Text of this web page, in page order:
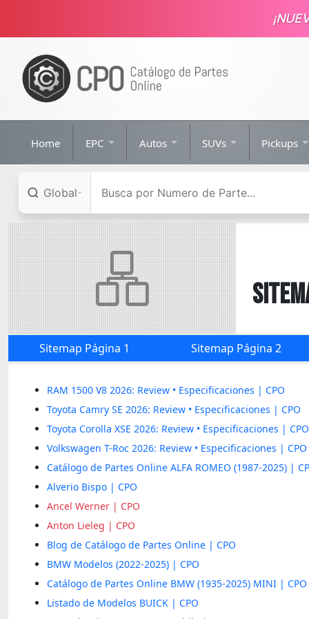
Home EPC Autos SUVs Pickups
Global
Sitemap Página 1 Sitemap Página 2
RAM 1500 V8 2026: Review • Especificaciones | CPO
Toyota Camry SE 2026: Review • Especificaciones | CPO
Toyota Corolla XSE 2026: Review • Especificaciones | CPO
Volkswagen T-Roc 2026: Review • Especificaciones | CPO
Catálogo de Partes Online ALFA ROMEO (1987-2025) |
Alverio Bispo | CPO
Ancel Werner | CPO
Anton Lieleg | CPO
Blog de Catálogo de Partes Online | CPO
BMW Modelos (2022-2025) | CPO
Catálogo de Partes Online BMW (1935-2025) MINI | CPO
Listado de Modelos BUICK | CPO